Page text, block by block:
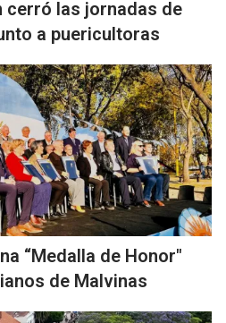
cerró las jornadas de
a puericultoras
“Medalla de Honor"
de Malvinas